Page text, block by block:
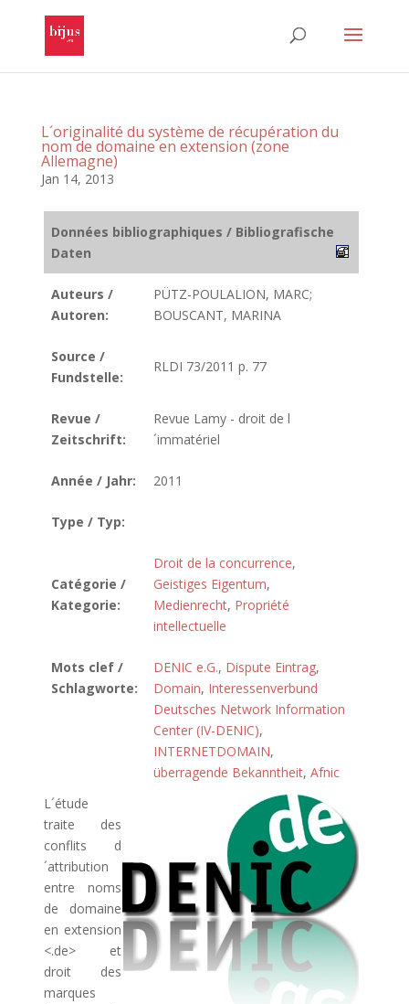
L´originalité du système de récupération du
nom de domaine en extension (zone
Allemagne)
Jan 14, 2013
Données bibliographiques / Bibliografische
Daten
Auteurs /
Autoren:
PÜTZ-POULALION, MARC;
BOUSCANT, MARINA
Source /
Fundstelle:
RLDI 73/2011 p. 77
Revue /
Zeitschrift:
Revue Lamy - droit de l
´immatériel
Année / Jahr: 2011
Type / Typ:
Catégorie /
Kategorie:
Droit de la concurrence,
Geistiges Eigentum,
Medienrecht, Propriété
intellectuelle
Mots clef /
Schlagworte:
DENIC e.G., Dispute Eintrag,
Domain, Interessenverbund
Deutsches Network Information
Center (IV-DENIC),
INTERNETDOMAIN,
überragende Bekanntheit, Afnic
L´étude
traite des
conflits d
´attribution
entre noms
de domaine
en extension
<.de> et
droit des
marques